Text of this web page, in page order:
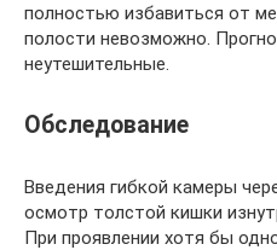
полностью избавиться от
полости невозможно.
неутешительные.
Обследование
Введения гибкой камеры
осмотр толстой кишки
При проявлении хотя бы